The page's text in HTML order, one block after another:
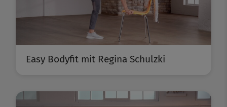
Easy Bodyfit mit Regina Schulzki